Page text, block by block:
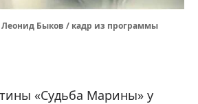
Леонид Быков / кадр из программы
«Судьба Марины» у